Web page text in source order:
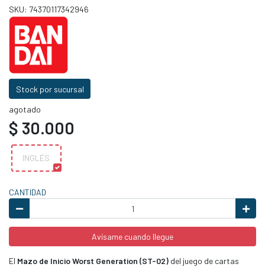
SKU: 74370117342946
Stock por sucursal
agotado
$ 30.000
INGLÉS
CANTIDAD
Avísame cuando llegue
El Mazo de Inicio Worst Generation (ST-02) del juego de cartas